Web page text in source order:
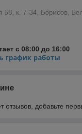
58, к. 7-34, Борисов,
с 08:00 до 16:00
график работы
отзывов, добавьте